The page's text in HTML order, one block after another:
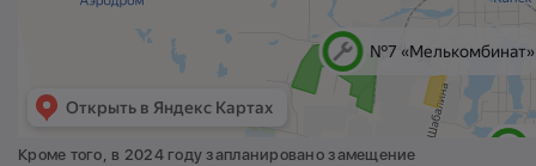
Кроме того, в 2024 году запланировано замещение